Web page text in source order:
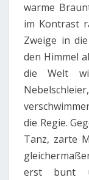
warme
im Kontrast
Zweige in
den Himmel
die Welt
die Regie.
Tanz, zarte
erst bunt